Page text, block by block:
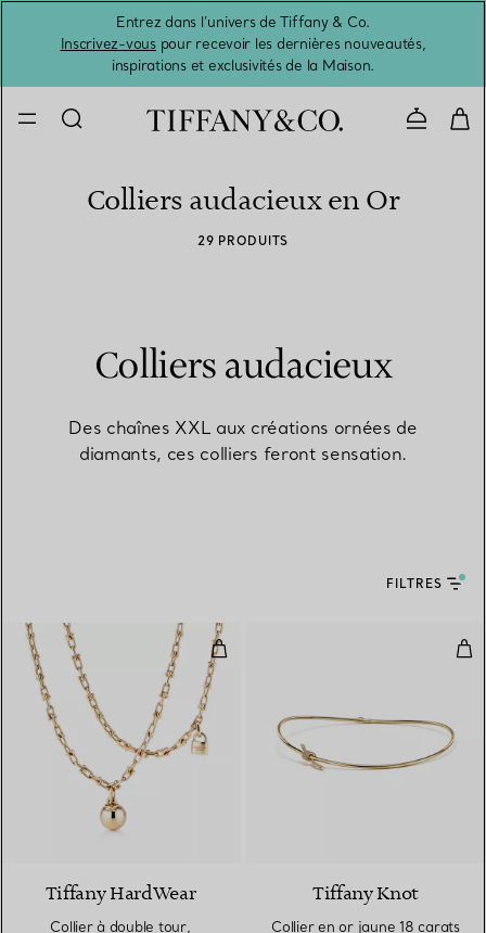
Entrez dans l’univers de Tiffany & Co.
Inscrivez-vouspour recevoir les dernières nouveautés,
inspirations et exclusivités de la Maison.
Colliers audacieux en Or
29 PRODUITS
Colliers audacieux
Des chaînes XXL aux créations ornées de
diamants, ces colliers feront sensation.
FILTRES
Collier à double tour, maillons
Tiffany HardWear
Collier à double tour,
Tiffany Knot
Collier en or jaune 18 carats